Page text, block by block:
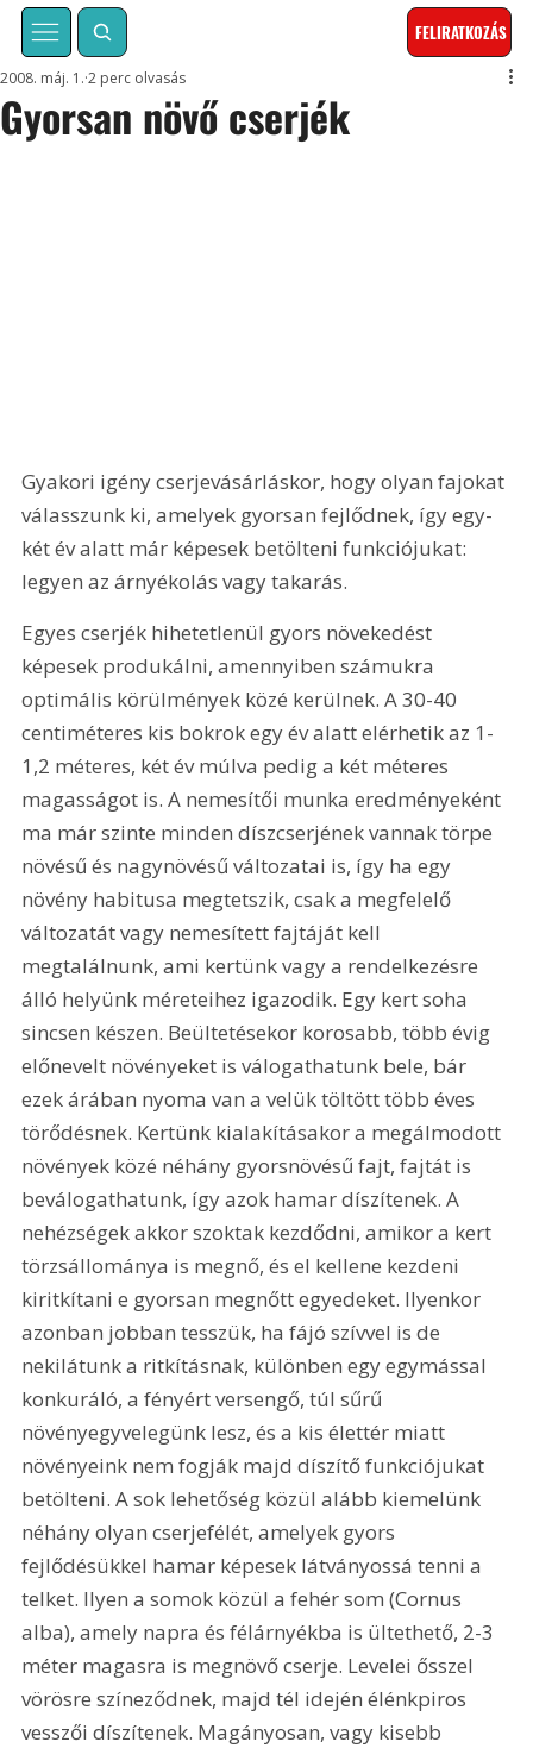
FELIRATKOZÁS
Gyorsan növő cserjék
2008. máj. 1. 2 perc olvasás
Gyakori igény cserjevásárláskor, hogy olyan fajokat
válasszunk ki, amelyek gyorsan fejlődnek, így egy-
két év alatt már képesek betölteni funkciójukat:
legyen az árnyékolás vagy takarás.
Egyes cserjék hihetetlenül gyors növekedést
képesek produkálni, amennyiben számukra
optimális körülmények közé kerülnek. A 30-40
centiméteres kis bokrok egy év alatt elérhetik az 1-
1,2 méteres, két év múlva pedig a két méteres
magasságot is. A nemesítői munka eredményeként
ma már szinte minden díszcserjének vannak törpe
növésű és nagynövésű változatai is, így ha egy
növény habitusa megtetszik, csak a megfelelő
változatát vagy nemesített fajtáját kell
megtalálnunk, ami kertünk vagy a rendelkezésre
álló helyünk méreteihez igazodik. Egy kert soha
sincsen készen. Beültetésekor korosabb, több évig
előnevelt növényeket is válogathatunk bele, bár
ezek árában nyoma van a velük töltött több éves
törődésnek. Kertünk kialakításakor a megálmodott
növények közé néhány gyorsnövésű fajt, fajtát is
beválogathatunk, így azok hamar díszítenek. A
nehézségek akkor szoktak kezdődni, amikor a kert
törzsállománya is megnő, és el kellene kezdeni
kiritkítani e gyorsan megnőtt egyedeket. Ilyenkor
azonban jobban tesszük, ha fájó szívvel is de
nekilátunk a ritkításnak, különben egy egymással
konkuráló, a fényért versengő, túl sűrű
növényegyvelegünk lesz, és a kis élettér miatt
növényeink nem fogják majd díszítő funkciójukat
betölteni. A sok lehetőség közül alább kiemelünk
néhány olyan cserjefélét, amelyek gyors
fejlődésükkel hamar képesek látványossá tenni a
telket. Ilyen a somok közül a fehér som (Cornus
alba), amely napra és félárnyékba is ültethető, 2-3
méter magasra is megnövő cserje. Levelei ősszel
vörösre színeződnek, majd tél idején élénkpiros
vesszői díszítenek. Magányosan, vagy kisebb